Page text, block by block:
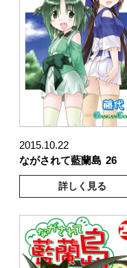
2015.10.22
ながされて藍蘭島 26
詳しく見る